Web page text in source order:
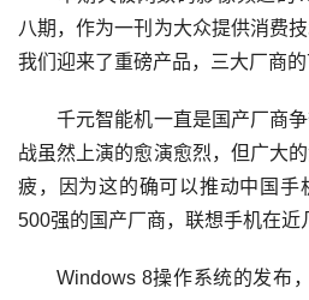
八期，作为一刊为大众提供消费
我们迎来了重磅产品，三大厂商
千元智能机一直是国产厂商争
战虽然上演的愈演愈烈，但广大
疲，因为这的确可以推动中国手
500强的国产厂商，联想手机在
Windows 8操作系统的发布